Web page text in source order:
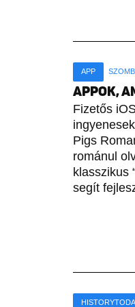
APP
APPOK,
Fizetős
Pigs
románul
klasszikus
segít